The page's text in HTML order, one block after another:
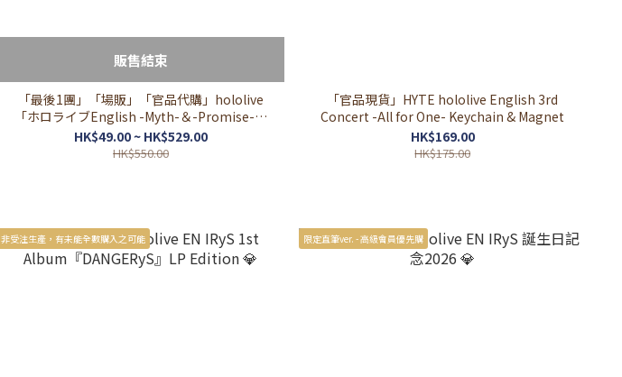
販售結束
「最後1團」「場販」「官品代購」hololive
「ホロライブEnglish -Myth-＆-Promise-」
のPOP UP SHOPをSHIBUYA TSUTAYA 6階 IP
書店 💀🐔🐙🎲⏳💎 (Mori Calliope/ Takanashi
HK$49.00 ~ HK$529.00
HK$550.00
「官品現貨」HYTE hololive English 3rd
Concert -All for One- Keychain & Magnet
HK$169.00
HK$175.00
非受注生產，有未能全數購入之可能 限定直筆ver. - 高級會員優先購